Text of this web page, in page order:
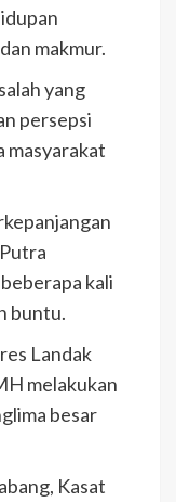
makmur.
yang
persepsi
masyarakat
kali
buntu.
Landak
melakukan
besar
Kasat